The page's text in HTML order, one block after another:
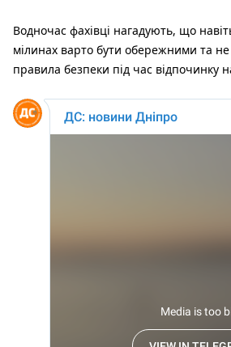
Водночас фахівці нагадують, що
мілинах варто бути обережними та
правила безпеки під час відпочинку